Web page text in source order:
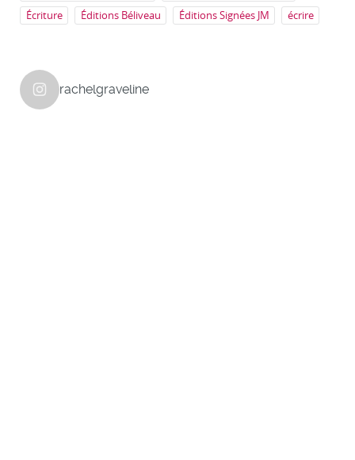
Écriture
Éditions Béliveau Éditions Signées JM écrire
rachelgraveline